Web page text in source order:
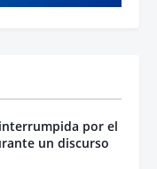
por el
un discurso